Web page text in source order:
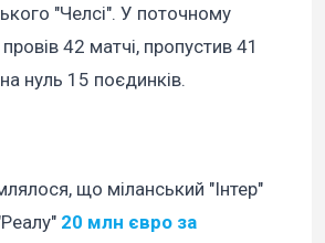
"Челсі". У поточному
42 матчі, пропустив 41
на нуль 15 поєдинків.
що міланський "Інтер"
20 млн євро за